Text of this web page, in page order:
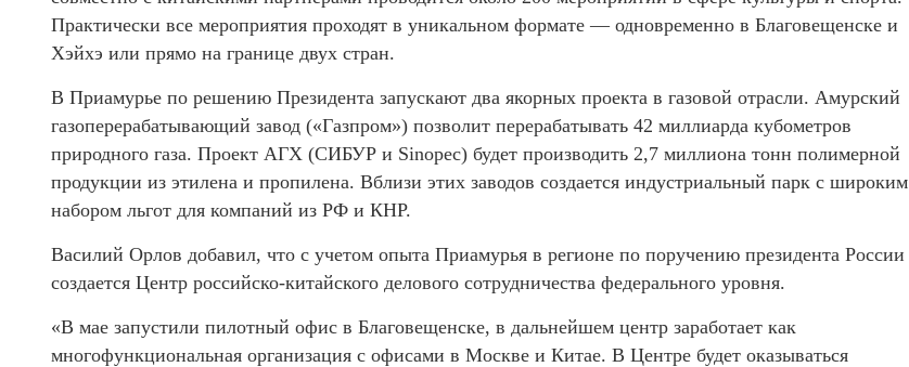
Практически все мероприятия проходят в уникальном формате — одновременно в Благовещенске и
Хэйхэ или прямо на границе двух стран.
В Приамурье по решению Президента запускают два якорных проекта в газовой отрасли. Амурский
газоперерабатывающий завод («Газпром») позволит перерабатывать 42 миллиарда кубометров
природного газа. Проект АГХ (СИБУР и Sinopec) будет производить 2,7 миллиона тонн полимерной
продукции из этилена и пропилена. Вблизи этих заводов создается индустриальный парк с широким
набором льгот для компаний из РФ и КНР.
Василий Орлов добавил, что с учетом опыта Приамурья в регионе по поручению президента России
создается Центр российско-китайского делового сотрудничества федерального уровня.
«В мае запустили пилотный офис в Благовещенске, в дальнейшем центр заработает как
многофункциональная организация с офисами в Москве и Китае. В Центре будет оказываться